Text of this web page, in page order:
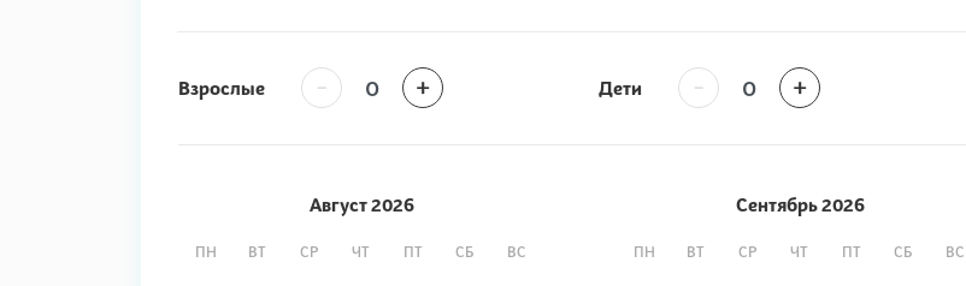
Взрослые - + Дети - +
Август2026
ПН ВТ СР ЧТ ПТ СБ ВС
Сентябрь2026
ПН ВТ СР ЧТ ПТ СБ ВС